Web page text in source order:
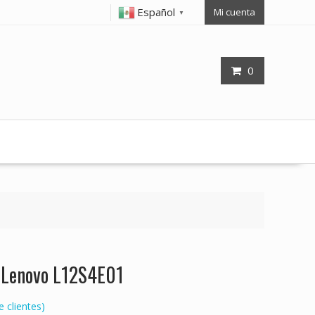
Español ▼ Mi cuenta
0
L12S4E01
clientes)